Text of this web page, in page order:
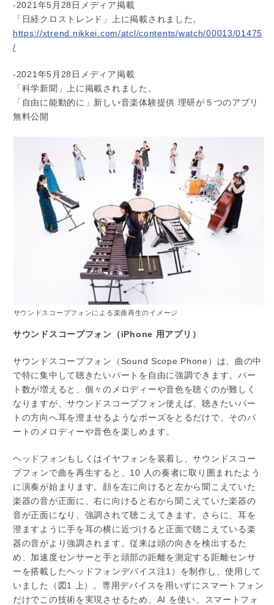
-2021年5月28日メディア掲載
「日経クロストレンド」上に掲載されました。
https://xtrend.nikkei.com/atcl/contents/watch/00013/01475
/
-2021年5月28日メディア掲載
「科学新聞」上に掲載されました。
「自由に能動的に」新しい音楽体験提供 理研が５つのアプリ
無料公開
サウンドスコープフォンによる楽曲再生のイメージ
サウンドスコープフォン（iPhone 用アプリ）
サウンドスコープフォン（Sound Scope Phone）は、曲の中
で特に集中して聴きたいパートを自由に強調できます。パー
ト数が増えると、個々のメロディーや音色を聴くのが難しく
なりますが、サウンドスコープフォン使えば、聴きたいパー
トの方向へ耳を澄ませるようなポーズをとるだけで、そのパ
ートのメロディーや音色を楽しめます。
ヘッドフォンもしくはイヤフォンを装着し、サウンドスコー
プフォンで曲を再生すると、10 人の奏者に取り囲まれたよう
に演奏が始まります。顔を左に向けると左から聞こえていた
楽器の音が正面に、右に向けると右から聞こえていた楽器の
音が正面になり、強調されて聴こえてきます。さらに、耳を
澄ますように手を耳の横に近づけると正面で聴こえている楽
器の音がより強調されます。従来は頭の向きを検出するた
め、加速度センサーと手と頭部の距離を測定する距離センサ
ーを搭載したヘッドフォンデバイス注1）を制作し、使用して
いました（図1 上）。専用デバイスを用いずにスマートフォン
だけでこの技術を実現させるため、AI を使い、スマートフォ